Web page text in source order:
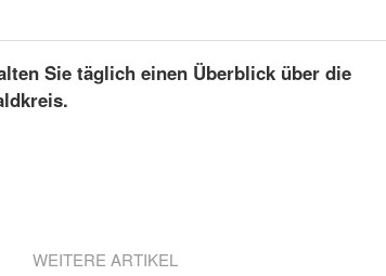
Sie täglich einen Überblick über die
WEITERE ARTIKEL